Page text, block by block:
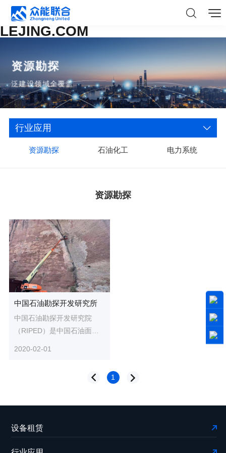
LEJING.COM
资源勘探
泛建设领域全覆盖
行业应用
资源勘探 石油化工 电力系统
资源勘探
中国石油勘探开发研究所
中国石油勘探开发研究院
（RIPED）是中国石油面向
2020-02-01
1
设备租赁